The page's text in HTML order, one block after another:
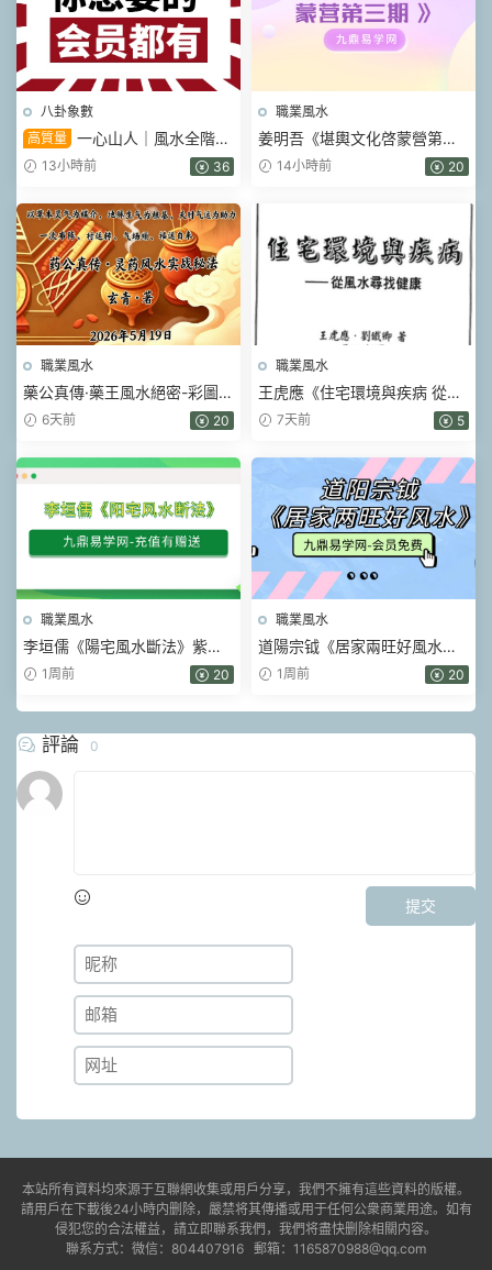
八卦象數
高質量 一心山人｜風水全階
113集系統課，從入門到實戰一
13小時前 36
職業風水
姜明吾《堪輿文化啓蒙營第三
期》17集視頻
14小時前 20
職業風水
藥公真傳·藥王風水絕密-彩圖原
版-玄青.pdf 202頁
6天前 20
職業風水
王虎應《住宅環境與疾病 從風
水尋找健康》428頁.pdf
7天前 5
職業風水
李垣儒《陽宅風水斷法》紫玄
風水大成一實訓班9講視頻課
1周前 20
職業風水
道陽宗钺《居家兩旺好風水》
19集視頻
1周前 20
評論 0
提交
本站所有資料均來源于互聯網收集或用戶分享，我們不擁有這些資料的版權。
請用戶在下載後24小時内删除，嚴禁将其傳播或用于任何公衆商業用途。如有
侵犯您的合法權益，請立即聯系我們，我們将盡快删除相關内容。
聯系方式：微信：804407916 郵箱：1165870988@qq.com